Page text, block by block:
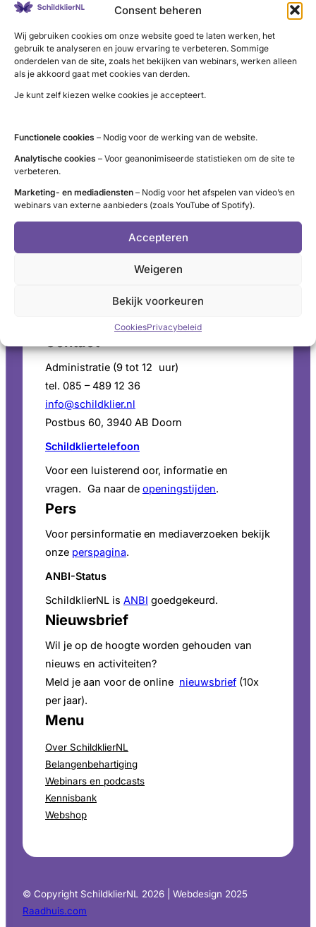
Consent beheren
Wij gebruiken cookies om onze website goed te laten werken, het
gebruik te analyseren en jouw ervaring te verbeteren. Sommige
onderdelen van de site, zoals het bekijken van webinars, werken alleen
als je akkoord gaat met cookies van derden.
Je kunt zelf kiezen welke cookies je accepteert.
Functionele cookies – Nodig voor de werking van de website.
Analytische cookies – Voor geanonimiseerde statistieken om de site te
verbeteren.
Marketing- en mediadiensten – Nodig voor het afspelen van video’s en
webinars van externe aanbieders (zoals YouTube of Spotify).
Accepteren
Weigeren
Bekijk voorkeuren
CookiesPrivacybeleid
voorkomende verschijnselen zijn een snelle
multinodulairstrumais na deziekte van Gravesde
meest voorkomende oorzaak van hyperthyreoïdie (10-
15%). Een combinatie van de twee komt ook voor. De
aandoening komt vaak in de familie voor.
adenoom (knobbel).
Meer over
Instagram
Facebook
Contact
Administratie (9 tot 12 uur)
tel. 085 – 489 12 36
info@schildklier.nl
Postbus 60, 3940 AB Doorn
Schildkliertelefoon
Voor een luisterend oor, informatie en
vragen. Ga naar de openingstijden.
Pers
Voor persinformatie en mediaverzoeken bekijk
onze perspagina.
ANBI-Status
SchildklierNL is ANBI goedgekeurd.
Nieuwsbrief
Wil je op de hoogte worden gehouden van
nieuws en activiteiten?
Meld je aan voor de online nieuwsbrief (10x
per jaar).
Menu
Over SchildklierNL
Belangenbehartiging
Webinars en podcasts
Kennisbank
Webshop
© Copyright SchildklierNL 2026 | Webdesign 2025
Raadhuis.com